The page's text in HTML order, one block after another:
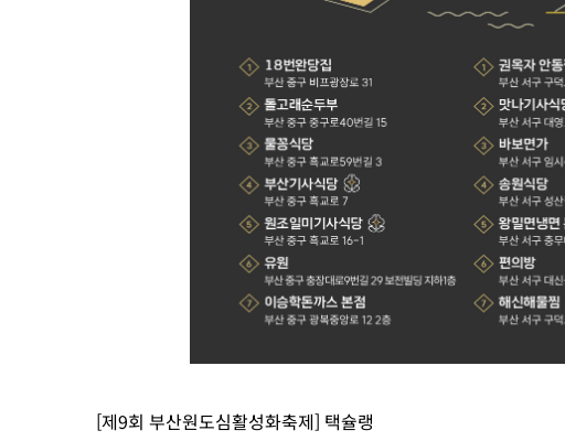
[제9회 부산원도심활성화축제] 택슐랭